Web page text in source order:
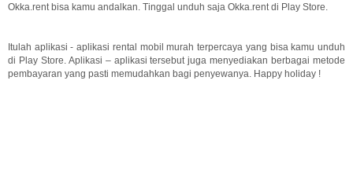
Okka.rent bisa kamu andalkan. Tinggal unduh saja Okka.rent di Play Store.
Itulah aplikasi - aplikasi rental mobil murah terpercaya yang bisa kamu unduh
di Play Store. Aplikasi – aplikasi tersebut juga menyediakan berbagai metode
pembayaran yang pasti memudahkan bagi penyewanya. Happy holiday !